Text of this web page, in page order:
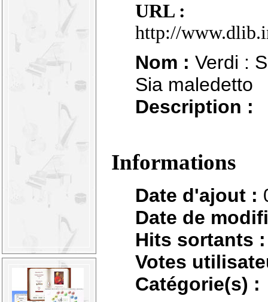
URL :
http://
Nom : Verdi :
Sia maledetto
Description :
Informations
Date d'ajout :
Date de
Hits sortants :
Votes
Catégorie(s) :